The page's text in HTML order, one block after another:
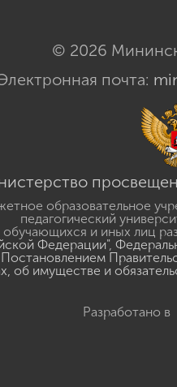
© 2026
почта:
образовательное
педагогический
и иных лиц
Федерации",
Постановлением
об имуществе и
Разработано в